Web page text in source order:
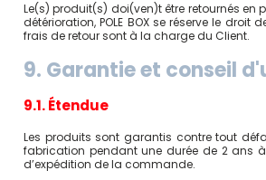
Le(s) produit(s) doi(ven)t être retournés en
détérioration, POLE BOX se réserve le droit
frais de retour sont à la charge du Client.
9. Garantie et conseil
9.1. Étendue
Les produits sont garantis contre tout
fabrication pendant une durée de 2 ans
d’expédition de la commande.